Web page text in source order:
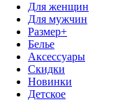
Для женщин
Для мужчин
Размер+
Белье
Аксессуары
Скидки
Новинки
Детское